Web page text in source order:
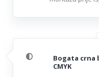
Bogata crna
CMYK